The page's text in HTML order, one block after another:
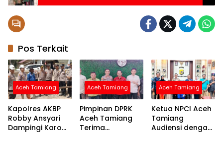
Pos Terkait
Aceh Tamiang
Kapolres AKBP
Robby Ansyari
Dampingi Karo
Aceh Tamiang
Pimpinan DPRK
Aceh Tamiang
Terima
Aceh Tamiang
Ketua NPCI Aceh
Tamiang
Audiensi dengan